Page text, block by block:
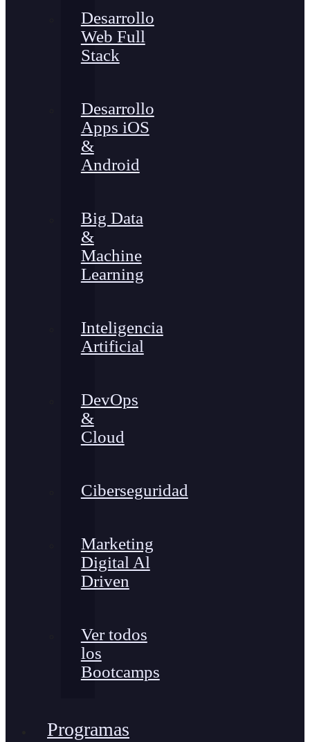
Desarrollo
Web Full
Stack
Desarrollo
Apps iOS
&
Android
Big Data
&
Machine
Learning
Inteligencia
Artificial
DevOps
&
Cloud
Ciberseguridad
Marketing
Digital Al
Driven
Ver todos
los
Bootcamps
Programas